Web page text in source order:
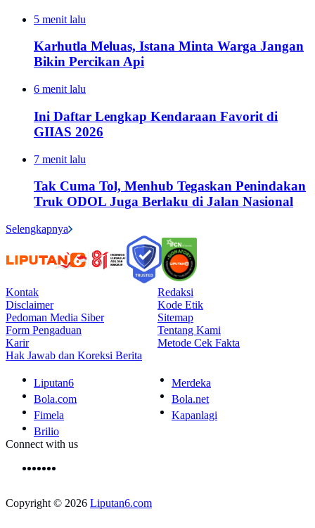
5 menit lalu
Karhutla Meluas, Istana Minta Warga Jangan
Bikin Percikan Api
6 menit lalu
Ini Daftar Lengkap Kendaraan Favorit di
GIIAS 2026
7 menit lalu
Tak Cuma Tol, Menhub Tegaskan Penindakan
Truk ODOL Juga Berlaku di Jalan Nasional
Selengkapnya
Kontak
Redaksi
Disclaimer
Kode Etik
Pedoman Media Siber
Sitemap
Form Pengaduan
Tentang Kami
Karir
Metode Cek Fakta
Hak Jawab dan Koreksi Berita
Liputan6
Merdeka
Bola.com
Bola.net
Fimela
Kapanlagi
Brilio
Connect with us
Copyright © 2026 Liputan6.com